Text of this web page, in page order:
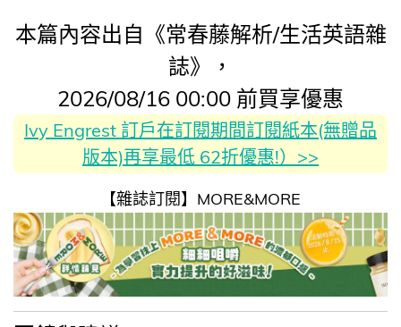
本篇內容出自《常春藤解析/生活英語雜
誌》，
2026/08/16 00:00 前買享優惠
Ivy Engrest 訂戶在訂閱期間訂閱紙本(無贈品
版本)再享最低 62折優惠!）>>
【雜誌訂閱】MORE&MORE